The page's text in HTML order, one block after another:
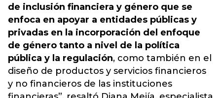
de inclusión financiera y género que se
enfoca en apoyar a entidades públicas y
privadas en la incorporación del enfoque
de género tanto a nivel de la política
pública y la regulación, como también en el
diseño de productos y servicios financieros
y no financieros de las instituciones